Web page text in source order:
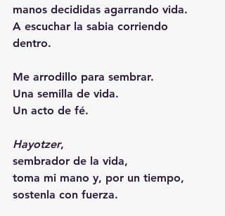
manos decididas agarrando vida.
A escuchar la sabia corriendo
dentro.
Me arrodillo para sembrar.
Una semilla de vida.
Un acto de fé.
Hayotzer,
sembrador de la vida,
toma mi mano y, por un tiempo,
sostenla con fuerza.